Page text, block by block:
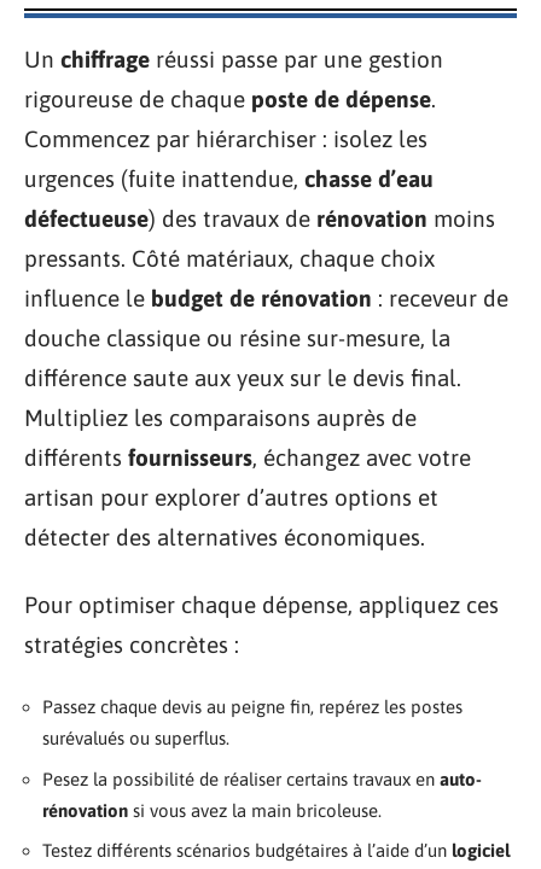
Un chiffrage réussi passe par une gestion
rigoureuse de chaque poste de dépense.
Commencez par hiérarchiser : isolez les
urgences (fuite inattendue, chasse d’eau
défectueuse) des travaux de rénovation moins
pressants. Côté matériaux, chaque choix
influence le budget de rénovation : receveur de
douche classique ou résine sur-mesure, la
différence saute aux yeux sur le devis final.
Multipliez les comparaisons auprès de
différents fournisseurs, échangez avec votre
artisan pour explorer d’autres options et
détecter des alternatives économiques.
Pour optimiser chaque dépense, appliquez ces
stratégies concrètes :
Passez chaque devis au peigne fin, repérez les postes
surévalués ou superflus.
Pesez la possibilité de réaliser certains travaux en auto-
rénovation si vous avez la main bricoleuse.
Testez différents scénarios budgétaires à l’aide d’un logiciel